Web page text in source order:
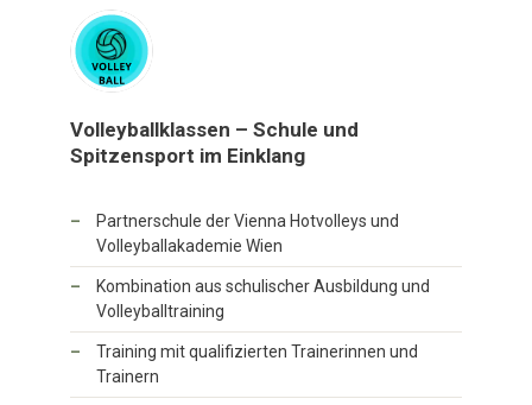
Volleyballklassen – Schule und
Spitzensport im Einklang
Partnerschule der Vienna Hotvolleys und
Volleyballakademie Wien
Kombination aus schulischer Ausbildung und
Volleyballtraining
Training mit qualifizierten Trainerinnen und
Trainern